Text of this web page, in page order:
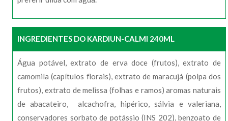
INGREDIENTES DO KARDIUN-CALMI 240ML
Água potável, extrato de erva doce (frutos), extrato de
camomila (capítulos florais), extrato de maracujá (polpa dos
frutos), extrato de melissa (folhas e ramos) aromas naturais
de abacateiro, alcachofra, hipérico, sálvia e valeriana,
conservadores sorbato de potássio (INS 202), benzoato de